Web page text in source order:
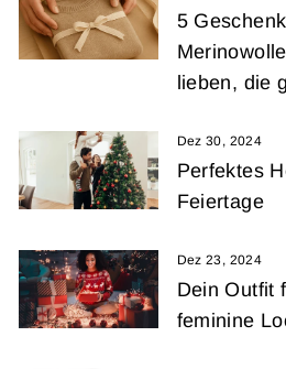
5
lieben, die
Dez 30, 2024
Perfektes
Feiertage
Dez 23, 2024
Dein Outfit
feminine